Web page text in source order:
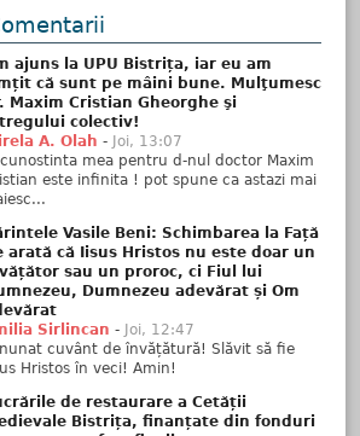
ajuns la UPU Bistrița, iar eu am
că sunt pe mâini bune. Mulţumesc
Maxim Cristian Gheorghe şi
colectiv!
A. Olah - Joi, 13:07
mea pentru d-nul doctor Maxim
este infinita ! pot spune ca astazi mai
Vasile Beni: Schimbarea la Față
arată că Iisus Hristos nu este doar un
sau un proroc, ci Fiul lui
Dumnezeu adevărat și Om
Sirlincan - Joi, 12:47
cuvânt de învățătură! Slăvit să fie
Hristos în veci! Amin!
de restaurare a Cetății
Bistrița, finanțate din fonduri